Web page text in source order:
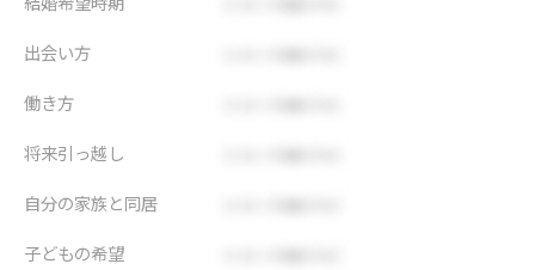
出会い方
働き方
将来引っ越し
自分の家族と同居
子どもの希望